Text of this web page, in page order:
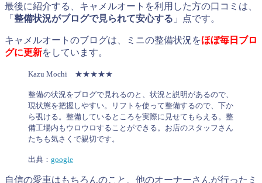
最後に紹介する、キャメルオートを利用した方の口コミは、
「 整備状況がブログで見られて安心する 」点です。
キャメルオートのブログは、ミニの整備状況をほぼ毎日ブロ
グに更新をしています。
Kazu Mochi ★★★★★
整備の状況をブログで見れるのと、状況と説明があるので、
現状態を把握しやすい。リフトを使って整備するので、下か
ら覗ける。整備しているところを実際に見せてもらえる。整
備工場内もウロウロすることができる。お店のスタッフさん
たちも気さくで親切です。
出典： google
自信の愛車はもちろんのこと、他のオーナーさんが行ったミ